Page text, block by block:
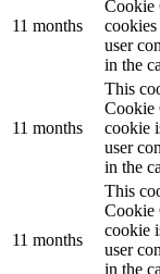
11 months
Cookie
cookies
user
in the
11 months
This
Cookie
cookie
user
in the
11 months
This
Cookie
cookie
user
in the